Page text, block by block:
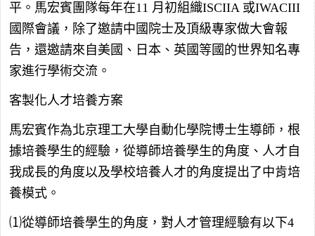
平。馬宏賓團隊每年在11 月初組織ISCIIA 或IWACIII
國際會議，除了邀請中國院士及頂級專家做大會報
告，還邀請來自美國、日本、英國等國的世界知名專
家進行學術交流。
客製化人才培養方案
馬宏賓作為北京理工大學自動化學院博士生導師，根
據培養學生的經驗，從導師培養學生的角度、人才自
我成長的角度以及學校培養人才的角度提出了中肯培
養模式。
⑴從導師培養學生的角度，對人才管理經驗有以下4